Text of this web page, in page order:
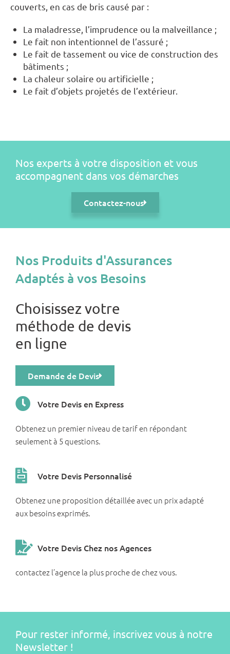
couverts, en cas de bris causé par :
La maladresse, l’imprudence ou la malveillance ;
Le fait non intentionnel de l’assuré ;
Le fait de tassement ou vice de construction des
bâtiments ;
La chaleur solaire ou artificielle ;
Le fait d’objets projetés de l’extérieur.
Nos experts à votre disposition et vous
accompagnent dans vos démarches
Contactez-nous
Nos Produits d'Assurances
Adaptés à vos Besoins
Choisissez votre
méthode de devis
en ligne
Demande de Devis
Votre Devis en Express
Obtenez un premier niveau de tarif en répondant
seulement à 5 questions.
Votre Devis Personnalisé
Obtenez une proposition détaillée avec un prix adapté
aux besoins exprimés.
Votre Devis Chez nos Agences
contactez l’agence la plus proche de chez vous.
Pour rester informé, inscrivez vous à notre
Newsletter !